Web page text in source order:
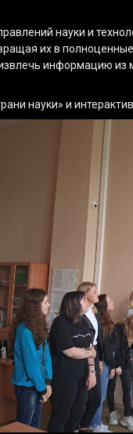
науки и
их в
информацию из
науки» и